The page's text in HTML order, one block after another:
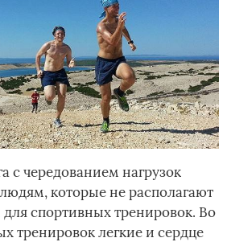
с чередованием нагрузок
которые не располагают
спортивных тренировок. Во
тренировок легкие и сердце